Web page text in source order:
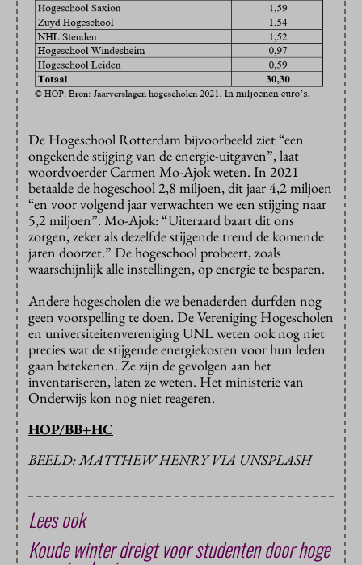
De Hogeschool Rotterdam bijvoorbeeld ziet “een
ongekende stijging van de energie-uitgaven”, laat
woordvoerder Carmen Mo-Ajok weten. In 2021
betaalde de hogeschool 2,8 miljoen, dit jaar 4,2 miljoen
“en voor volgend jaar verwachten we een stijging naar
5,2 miljoen”. Mo-Ajok: “Uiteraard baart dit ons
zorgen, zeker als dezelfde stijgende trend de komende
jaren doorzet.” De hogeschool probeert, zoals
waarschijnlijk alle instellingen, op energie te besparen.
Andere hogescholen die we benaderden durfden nog
geen voorspelling te doen. De Vereniging Hogescholen
en universiteitenvereniging UNL weten ook nog niet
precies wat de stijgende energiekosten voor hun leden
gaan betekenen. Ze zijn de gevolgen aan het
inventariseren, laten ze weten. Het ministerie van
Onderwijs kon nog niet reageren.
HOP/BB+HC
BEELD: MATTHEW HENRY VIA UNSPLASH
Lees ook
Koude winter dreigt voor studenten door hoge